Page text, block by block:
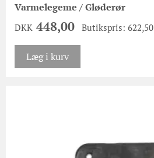
Varmelegeme / Gløderør
DKK 448,00 Butikspris: 622,50
Læg i kurv